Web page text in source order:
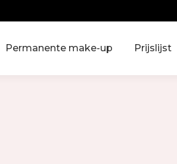
Permanente make-up Prijslijst